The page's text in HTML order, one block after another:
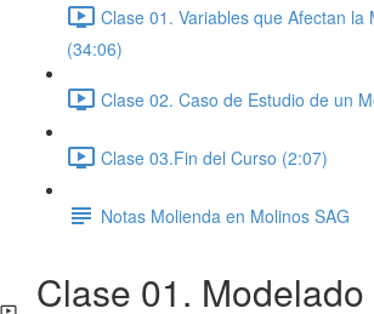
Clase 01. Variables que Afectan la
(34:06)
Clase 02. Caso de Estudio de un
Clase 03.Fin del Curso (2:07)
Notas Molienda en Molinos SAG
Clase 01. Modelado